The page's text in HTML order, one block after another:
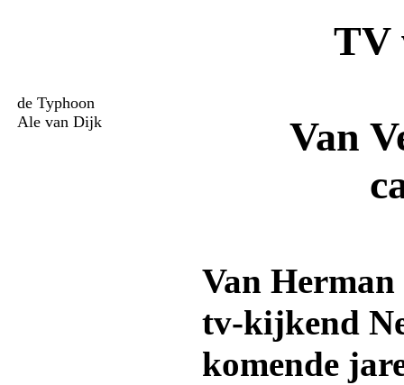
de Typhoon
Ale van Dijk
TV
Van
Van Herman
tv-kijkend
komende